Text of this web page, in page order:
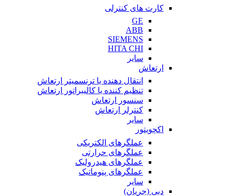
کارت های کنترلی
GE
ABB
SIEMENS
HITA CHI
سایر
ارتعاش
انتقال دهنده یا ترنسمیتر ارتعاش
تنظیم کننده یا کالیبراتور ارتعاش
سنسور ارتعاش
کنترلر ارتعاش
سایر
اکچویتور
عملگرهای الکتریکی
عملگرهای حرارتی
عملگرهای هیدرولیک
عملگرهای پنوماتیک
سایر
دبی (جریان)